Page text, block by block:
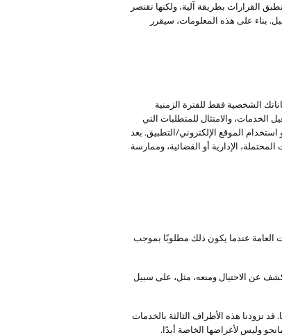
القرارات بطريقة آلية، ولكنها تقتصر
بناء على هذه المعلومات، سيقرر
الشخصية فقط للفترة الزمنية
والامتثال للمتطلبات التي
الموقع الإلكتروني/التطبيق. بعد
الإدارية أو القضائية، وممارسة
العامة عندما يكون ذلك مطلوبًا بموجب
عن الاحتيال ومنعه، مثل، على سبيل
تزودنا هذه الأطراف الثالثة بالخدمات
وليس لأغراضها الخاصة أبدًا.